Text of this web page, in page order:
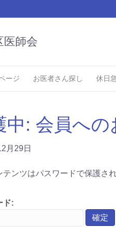
医師会
ージ お医者さん探し 休日
中: 会員への
月29日
テンツはパスワードで保護さ
ド: